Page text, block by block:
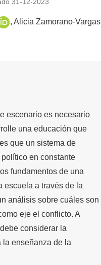
Alicia Zamorano-Vargas
escenario es necesario
una educación que
que un sistema de
en constante
fundamentos de una
escuela a través de la
análisis sobre cuáles son
eje el conflicto. A
considerar la
la enseñanza de la